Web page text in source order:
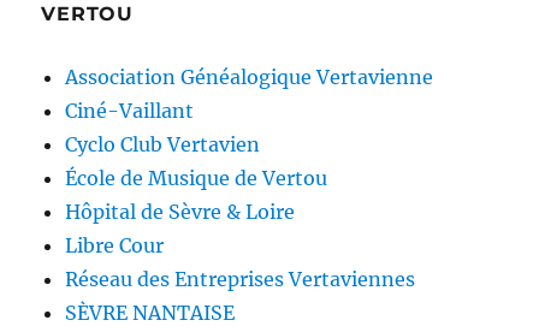
VERTOU
Association Généalogique Vertavienne
Ciné-Vaillant
Cyclo Club Vertavien
École de Musique de Vertou
Hôpital de Sèvre & Loire
Libre Cour
Réseau des Entreprises Vertaviennes
SÈVRE NANTAISE